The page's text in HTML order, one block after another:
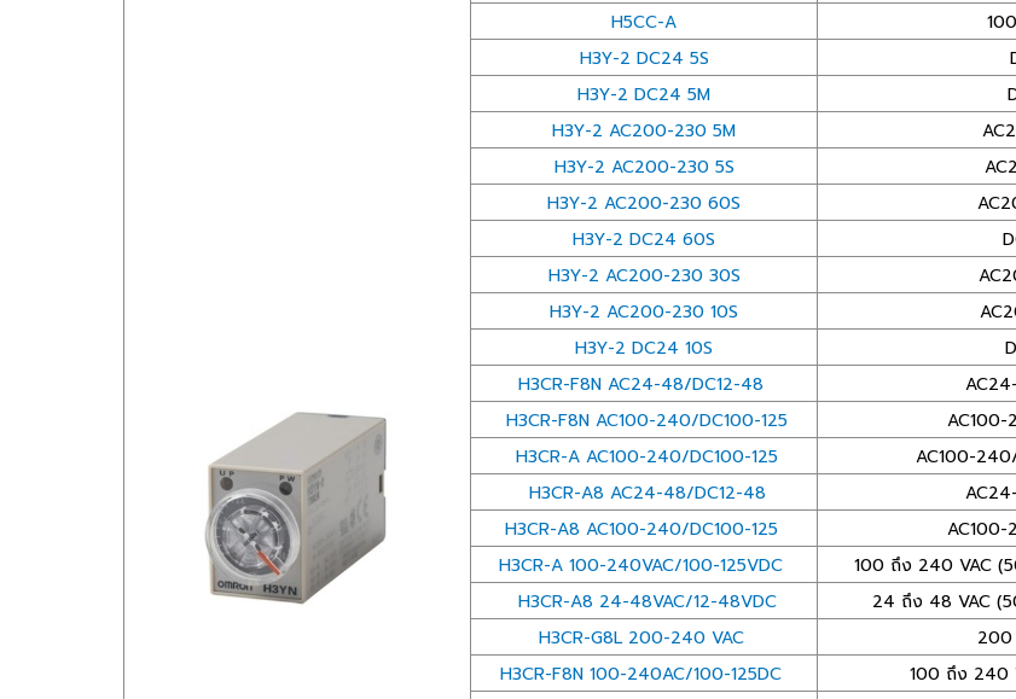
H5CC-A
H3Y-2 DC24 5S
H3Y-2 DC24 5M
H3Y-2 AC200-230 5M
H3Y-2 AC200-230 5S
H3Y-2 AC200-230 60S
H3Y-2 DC24 60S
H3Y-2 AC200-230 30S
H3Y-2 AC200-230 10S
H3Y-2 DC24 10S
H3CR-F8N AC24-48/DC12-48
H3CR-F8N AC100-240/DC100-125
AC100-
H3CR-A AC100-240/DC100-125
AC100-
H3CR-A8 AC24-48/DC12-48
H3CR-A8 AC100-240/DC100-125
AC100-
H3CR-A 100-240VAC/100-125VDC
100 ถึง 240 VAC
H3CR-A8 24-48VAC/12-48VDC
24 ถึง 48 VAC
H3CR-G8L 200-240 VAC
200
H3CR-F8N 100-240AC/100-125DC
100 ถึง 240